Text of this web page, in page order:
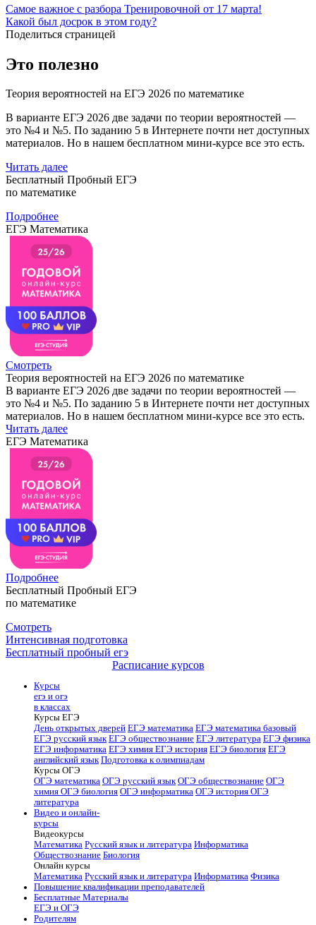
Самое важное с разбора Тренировочной от 17 марта!
Какой был досрок в этом году?
Поделиться страницей
Это полезно
Теория вероятностей на ЕГЭ 2026 по математике
В варианте ЕГЭ 2026 две задачи по теории вероятностей —
это №4 и №5. По заданию 5 в Интернете почти нет доступных
материалов. Но в нашем бесплатном мини-курсе все это есть.
Читать далее
Бесплатный Пробный ЕГЭ
по математике
Подробнее
ЕГЭ Математика
Смотреть
Теория вероятностей на ЕГЭ 2026 по математике
В варианте ЕГЭ 2026 две задачи по теории вероятностей —
это №4 и №5. По заданию 5 в Интернете почти нет доступных
материалов. Но в нашем бесплатном мини-курсе все это есть.
Читать далее
ЕГЭ Математика
Подробнее
Бесплатный Пробный ЕГЭ
по математике
Смотреть
Интенсивная подготовка
Бесплатный пробный егэ
Расписание курсов
Курсы
егэ и огэ
в классах
Курсы ЕГЭ
День открытых дверей ЕГЭ математика ЕГЭ математика базовый
ЕГЭ русский язык ЕГЭ обществознание ЕГЭ литература ЕГЭ физика
ЕГЭ информатика ЕГЭ химия ЕГЭ история ЕГЭ биология ЕГЭ
английский язык Подготовка к олимпиадам
Курсы ОГЭ
ОГЭ математика ОГЭ русский язык ОГЭ обществознание ОГЭ
химия ОГЭ биология ОГЭ информатика ОГЭ история ОГЭ
литература
Видео и онлайн-
курсы
Видеокурсы
Математика Русский язык и литература Информатика
Обществознание Биология
Онлайн курсы
Математика Русский язык и литература Информатика Физика
Повышение квалификации преподавателей
Бесплатные Материалы
ЕГЭ и ОГЭ
Родителям